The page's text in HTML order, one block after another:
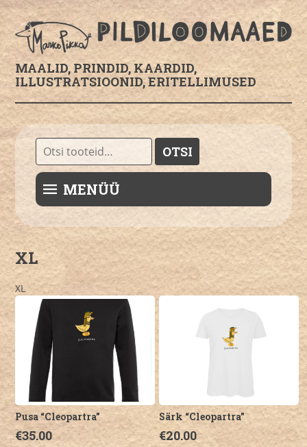
MAALID, PRINDID, KAARDID,
ILLUSTRATSIOONID, ERITELLIMUSED
Otsi: OTSI
MENÜÜ
XL
XL
Pusa “Cleopartra”
€35.00
Särk “Cleopartra”
€20.00